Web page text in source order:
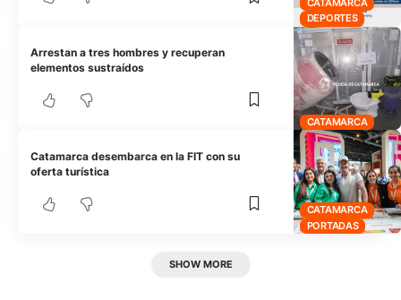
DEPORTES
CATAMARCA
Arrestan a tres hombres y recuperan
elementos sustraídos
CATAMARCA
PORTADAS
Catamarca desembarca en la FIT con su
oferta turística
SHOW MORE